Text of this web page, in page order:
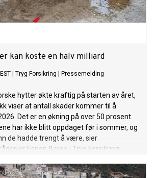
kan koste en halv milliard
Tryg Forsikring Pressemelding
hytter økte kraftig på starten av året,
viser at antall skader kommer til å
Det er en økning på over 50 prosent.
har ikke blitt oppdaget før i sommer, og
de hadde trengt å være, sier
Espen Borge i Tryg Forsikring.